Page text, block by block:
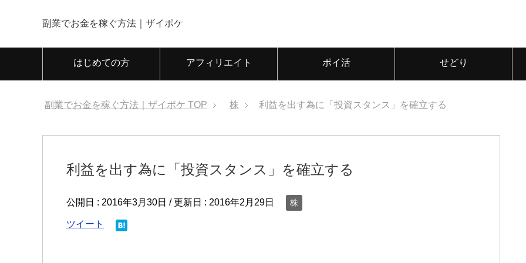
副業でお金を稼ぐ方法｜ザイポケ
はじめての方 アフィリエイト ポイ活 せどり
副業でお金を稼ぐ方法｜ザイポケ TOP 株 利益を出す為に「投資スタンス」を確立する
利益を出す為に「投資スタンス」を確立する
公開日 : 2016年3月30日 / 更新日 : 2016年2月29日 株
ツイート